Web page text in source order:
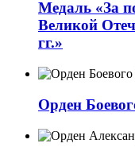
Медаль «За
Великой
гг.»
Орден